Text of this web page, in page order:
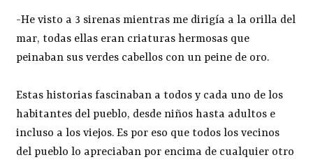
-He visto a 3 sirenas mientras me dirigía a la orilla del
mar, todas ellas eran criaturas hermosas que
peinaban sus verdes cabellos con un peine de oro.
Estas historias fascinaban a todos y cada uno de los
habitantes del pueblo, desde niños hasta adultos e
incluso a los viejos. Es por eso que todos los vecinos
del pueblo lo apreciaban por encima de cualquier otro